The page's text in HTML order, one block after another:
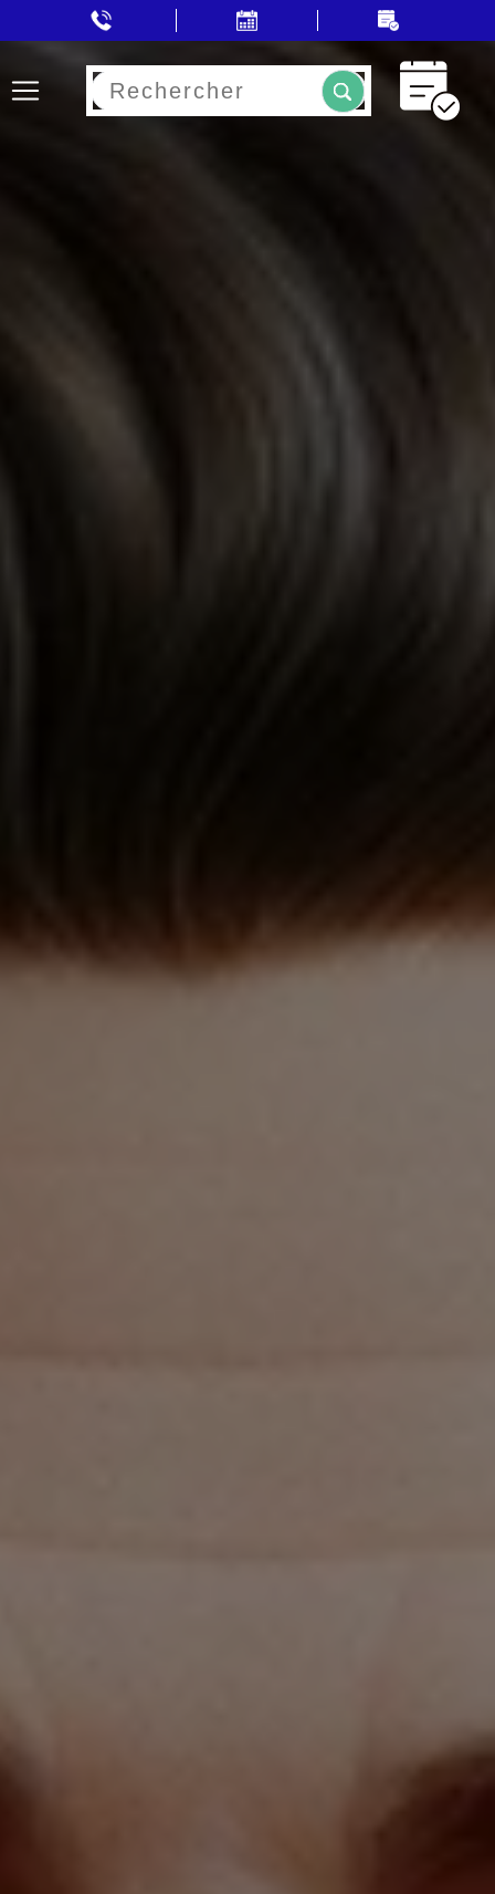
Rechercher